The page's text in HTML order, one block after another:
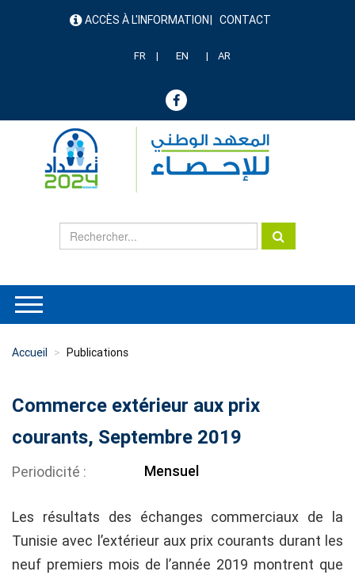
menu ACCÈS À L'INFORMATION CONTACT
FR EN AR
Accueil Publications
Commerce extérieur aux prix
courants, Septembre 2019
Periodicité Mensuel
Les résultats des échanges commerciaux de la
Tunisie avec l’extérieur aux prix courants durant les
neuf premiers mois de l’année 2019 montrent que